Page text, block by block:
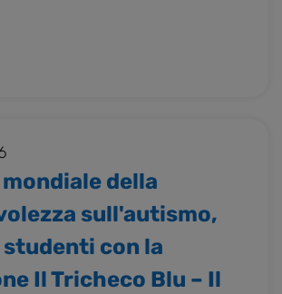
della
sull'autismo,
con la
Il Tricheco Blu – Il